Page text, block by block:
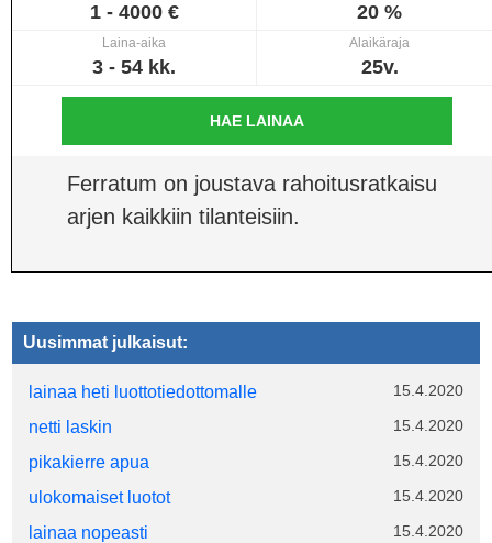
1 - 4000 € 20 %
Laina-aika
3 - 54 kk.
Alaikäraja
25v.
HAE LAINAA
Ferratum on joustava rahoitusratkaisu
arjen kaikkiin tilanteisiin.
Uusimmat julkaisut:
lainaa heti luottotiedottomalle 15.4.2020
netti laskin 15.4.2020
pikakierre apua 15.4.2020
ulokomaiset luotot 15.4.2020
lainaa nopeasti 15.4.2020